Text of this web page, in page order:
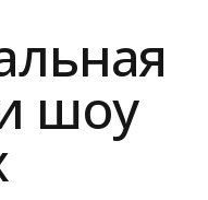
шоу